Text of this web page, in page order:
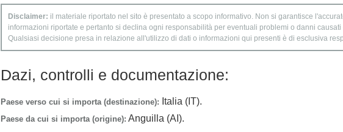
Disclaimer: il materiale riportato nel sito è presentato a scopo informativo. Non si garantisce
informazioni riportate e pertanto si declina ogni responsabilità per eventuali problemi o danni
Qualsiasi decisione presa in relazione all'utilizzo di dati o informazioni qui presenti è di esclusiva
Dazi, controlli e documentazione:
Paese verso cui si importa (destinazione): Italia (IT).
Paese da cui si importa (origine): Anguilla (AI).